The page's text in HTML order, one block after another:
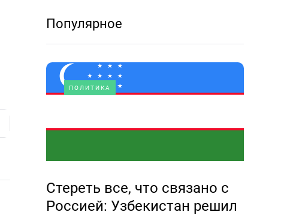
Популярное
ПОЛИТИКА
Стереть все, что связано с
Россией: Узбекистан решил